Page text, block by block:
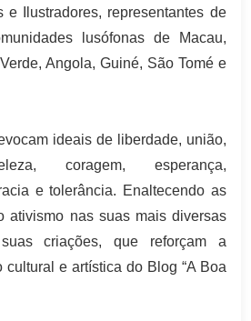
e Ilustradores, representantes de
lusófonas de Macau,
Angola, Guiné, São Tomé e
ideais de liberdade, união,
coragem, esperança,
e tolerância. Enaltecendo as
ativismo nas suas mais diversas
criações, que reforçam a
cultural e artística do Blog “A Boa